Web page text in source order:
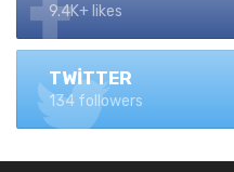
9.4K+ likes
TWITTER
134 followers